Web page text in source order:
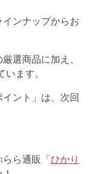
ンナップからお
選商品に加え、
ます。
ント」は、次回
ら通販「ひかり